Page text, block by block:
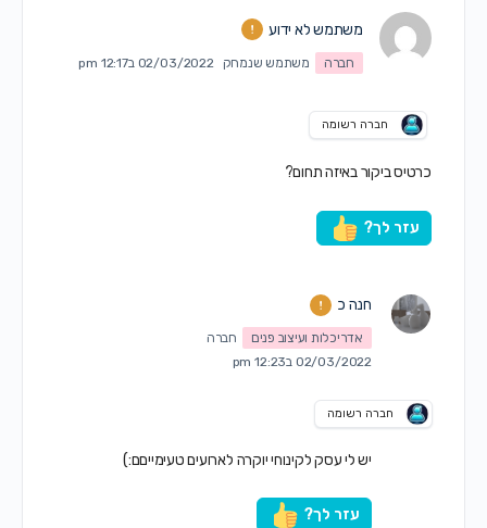
משתמש לא ידוע
חברה משתמש שנמחק 02/03/2022 ב12:17 pm
חברה רשומה
כרטיס ביקור באיזה תחום?
עזר לך?
חנה כ
אדריכלות ועיצוב פנים
חברה
02/03/2022 ב12:23 pm
חברה רשומה
יש לי עסק לקינוחי יוקרה לארועים טעימייםם:)
עזר לך?